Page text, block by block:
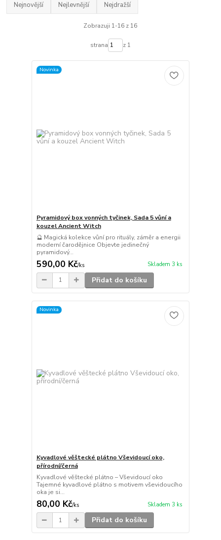
Nejnovější Nejlevnější Nejdražší
Zobrazuji 1-16 z 16
strana z 1
Novinka
Pyramidový box vonných tyčinek, Sada 5 vůní a
kouzel Ancient Witch
🔮 Magická kolekce vůní pro rituály, záměr a energii
moderní čarodějnice Objevte jedinečný
pyramidový...
590,00 Kč/ks Skladem 3 ks
Přidat do košíku
Novinka
Kyvadlové věštecké plátno Vševidoucí oko,
přírodní/černá
Kyvadlové věštecké plátno – Vševidoucí oko
Tajemné kyvadlové plátno s motivem vševidoucího
oka je si...
80,00 Kč/ks Skladem 3 ks
Přidat do košíku